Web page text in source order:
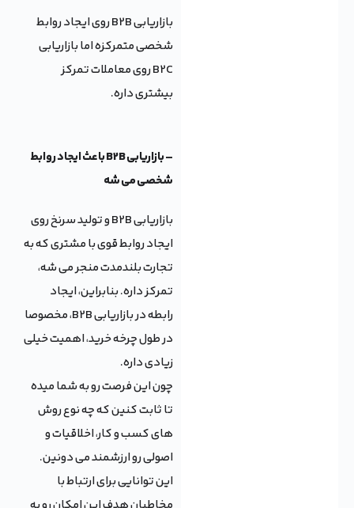
بازاریابی B2B روی ایجاد روابط
شخصی متمرکزه اما بازاریابی
B2C روی معاملات تمرکز
بیشتری داره.
– بازاریابی B2B باعث ایجاد روابط
شخصی می شه
بازاریابی B2B و تولید سرنخ روی
ایجاد روابط قوی با مشتری که به
تجارت بلندمدت منجر می شه،
تمرکز داره. بنابراین، ایجاد
رابطه در بازاریابی B2B، مخصوصا
در طول چرخه خرید، اهمیت خیلی
زیادی داره.
چون این فرصت رو به شما میده
تا ثابت کنین که چه نوع روش
های کسب و کار، اخلاقیات و
اصولی رو ارزشمند می دونین.
این توانایی برای ارتباط با